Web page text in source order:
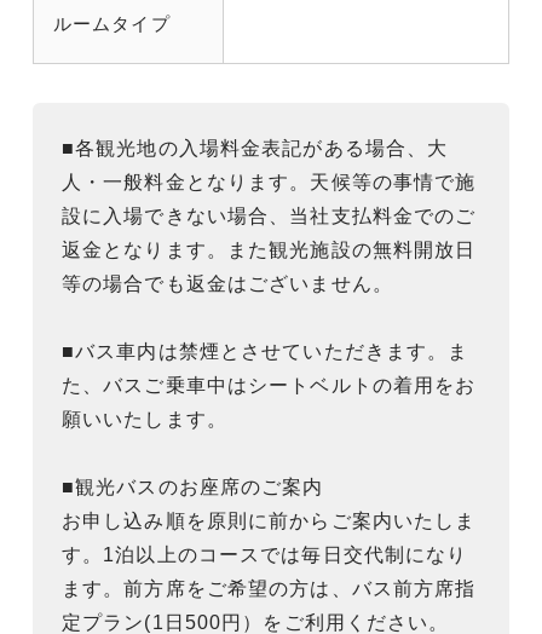
ルームタイプ
■各観光地の入場料金表記がある場合、大
人・一般料金となります。天候等の事情で施
設に入場できない場合、当社支払料金でのご
返金となります。また観光施設の無料開放日
等の場合でも返金はございません。
■バス車内は禁煙とさせていただきます。ま
た、バスご乗車中はシートベルトの着用をお
願いいたします。
■観光バスのお座席のご案内
お申し込み順を原則に前からご案内いたしま
す。1泊以上のコースでは毎日交代制になり
ます。前方席をご希望の方は、バス前方席指
定プラン(1日500円）をご利用ください。